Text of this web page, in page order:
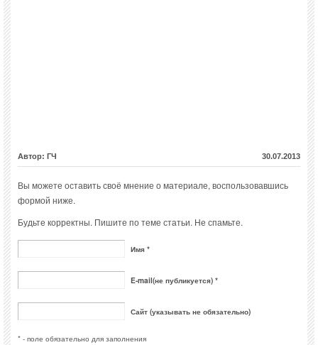
Автор: ГЧ 30.07.2013
Вы можете оставить своё мнение о материале, воспользовавшись
формой ниже.
Будьте корректны. Пишите по теме статьи. Не спамьте.
Имя *
E-mail(не публикуется) *
Сайт (указывать не обязательно)
* - поле обязательно для заполнения